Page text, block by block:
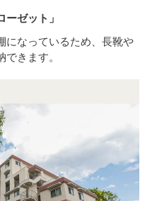
ーゼット」
になっているため、長靴や
きます。